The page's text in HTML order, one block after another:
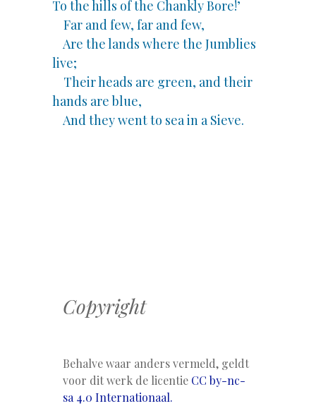
To the hills of the Chankly Bore!’
Far and few, far and few,
Are the lands where the Jumblies
live;
Their heads are green, and their
hands are blue,
And they went to sea in a Sieve.
Copyright
Behalve waar anders vermeld, geldt
voor dit werk de licentie CC by-nc-
sa 4.0 Internationaal.